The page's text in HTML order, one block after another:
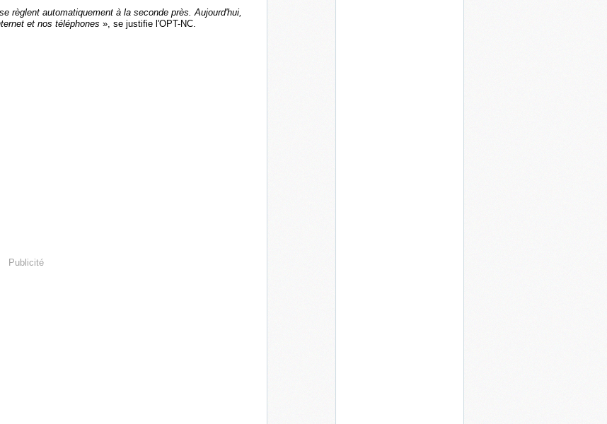
règlent automatiquement à la seconde près. Aujourd'hui,
et nos téléphones », se justifie l'OPT-NC.
Publicité